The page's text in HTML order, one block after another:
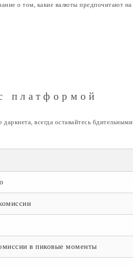
о том, какие валюты предпочитают на
платформой
всегда оставайтесь бдительными
в пиковые моменты